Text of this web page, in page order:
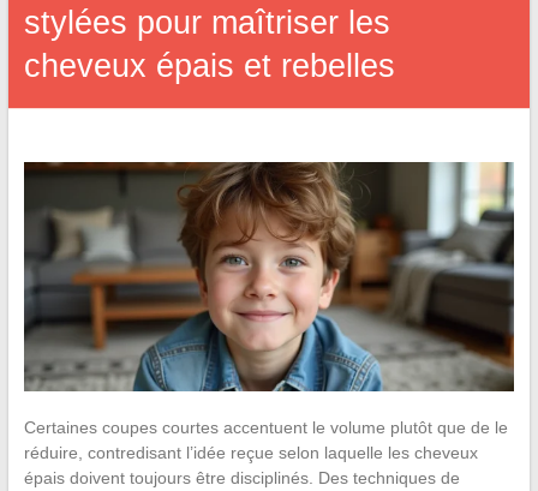
stylées pour maîtriser les
cheveux épais et rebelles
Certaines coupes courtes accentuent le volume plutôt que de le
réduire, contredisant l’idée reçue selon laquelle les cheveux
épais doivent toujours être disciplinés. Des techniques de